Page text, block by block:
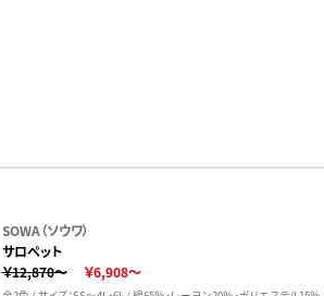
SOWA（ソウワ）
サロペット
￥12,870～
￥6,908～